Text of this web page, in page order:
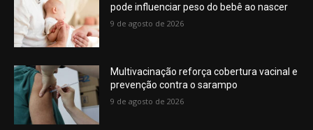
pode influenciar peso do bebê ao nascer
9 de agosto de 2026
Multivacinação reforça cobertura vacinal e
prevenção contra o sarampo
9 de agosto de 2026